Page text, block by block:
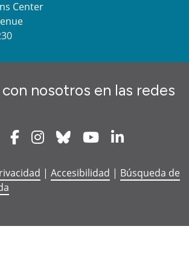
Center
nosotros en las redes
NewsletterFacebookInstagram
Bluesky Youtube
| Accesibilidad | Búsqueda de